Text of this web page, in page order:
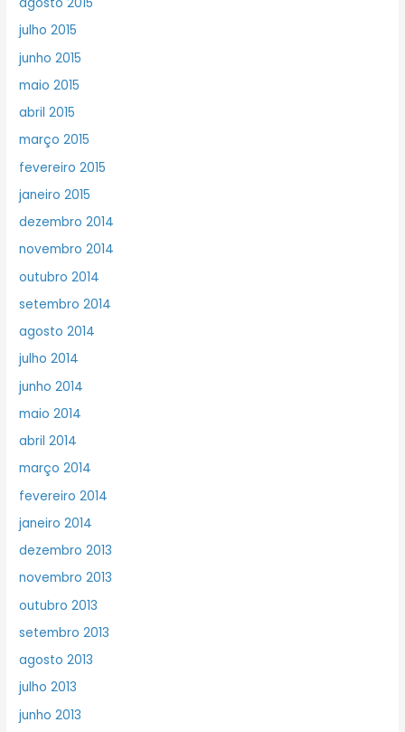
julho 2015
junho 2015
maio 2015
abril 2015
março 2015
fevereiro 2015
janeiro 2015
dezembro 2014
novembro 2014
outubro 2014
setembro 2014
agosto 2014
julho 2014
junho 2014
maio 2014
abril 2014
março 2014
fevereiro 2014
janeiro 2014
dezembro 2013
novembro 2013
outubro 2013
setembro 2013
agosto 2013
julho 2013
junho 2013